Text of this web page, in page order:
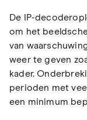
De IP-
om het
van
weer te geven
kader.
perioden met
een minimum